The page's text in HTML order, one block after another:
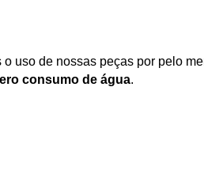
o uso de nossas peças por pelo
consumo de água.